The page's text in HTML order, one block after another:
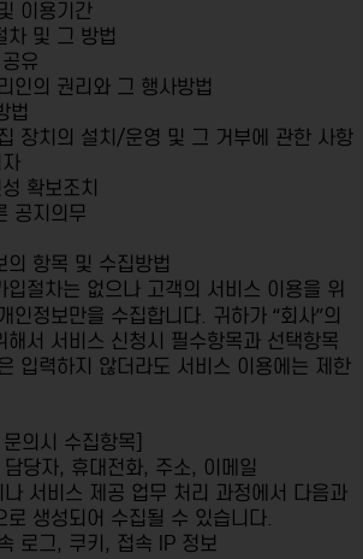
이용기간
차 및 그 방법
유
인의 권리와 그 행사방법
법
장치의 설치/운영 및 그 거부에 관한 사항
확보조치
공지의무
항목 및 수집방법
입절차는 없으나 고객의 서비스 이용을 위
인정보만을 수집합니다. 귀하가 “회사”의
해서 서비스 신청시 필수항목과 선택항목
입력하지 않더라도 서비스 이용에는 제한
의시 수집항목]
당자, 휴대전화, 주소, 이메일
서비스 제공 업무 처리 과정에서 다음과
로 생성되어 수집될 수 있습니다.
로그, 쿠키, 접속 IP 정보